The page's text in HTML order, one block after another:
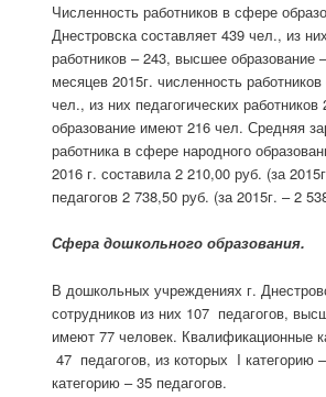
Численность работников в сфере
Днестровска составляет 439 чел., из
работников – 243, высшее образование
месяцев 2015г. численность
чел., из них педагогических
образование имеют 216 чел. Средняя
работника в сфере народного
2016 г. составила 2 210,00 руб. (за
педагогов 2 738,50 руб. (за 2015г. – 2
Сфера дошкольного образования.
В дошкольных учреждениях г.
сотрудников из них 107 педагогов,
имеют 77 человек. Квалификационные
47 педагогов, из которых I категорию
категорию – 35 педагогов.